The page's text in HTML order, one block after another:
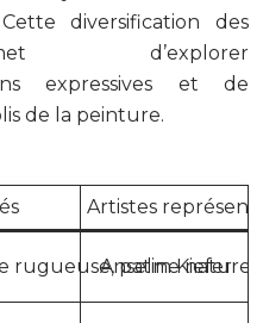
diversification des
d’explorer
expressives et de
de la peinture.
Artistes
rugueuse, patine
Anselm Kiefer